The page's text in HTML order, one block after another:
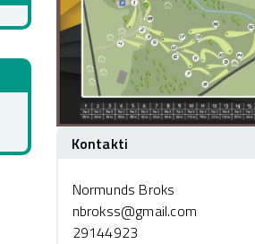
Kontakti
Normunds Broks
nbrokss@gmail.com
29144923